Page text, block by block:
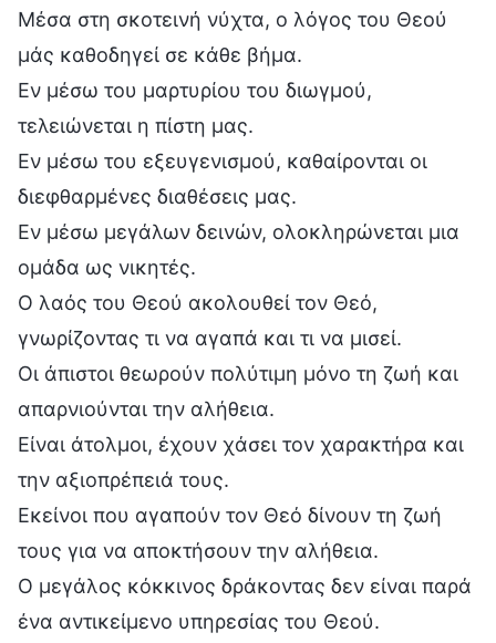
Μέσα στη σκοτεινή νύχτα, ο λόγος του Θεού
μάς καθοδηγεί σε κάθε βήμα.
Εν μέσω του μαρτυρίου του διωγμού,
τελειώνεται η πίστη μας.
Εν μέσω του εξευγενισμού, καθαίρονται οι
διεφθαρμένες διαθέσεις μας.
Εν μέσω μεγάλων δεινών, ολοκληρώνεται μια
ομάδα ως νικητές.
Ο λαός του Θεού ακολουθεί τον Θεό,
γνωρίζοντας τι να αγαπά και τι να μισεί.
Οι άπιστοι θεωρούν πολύτιμη μόνο τη ζωή και
απαρνιούνται την αλήθεια.
Είναι άτολμοι, έχουν χάσει τον χαρακτήρα και
την αξιοπρέπειά τους.
Εκείνοι που αγαπούν τον Θεό δίνουν τη ζωή
τους για να αποκτήσουν την αλήθεια.
Ο μεγάλος κόκκινος δράκοντας δεν είναι παρά
ένα αντικείμενο υπηρεσίας του Θεού.